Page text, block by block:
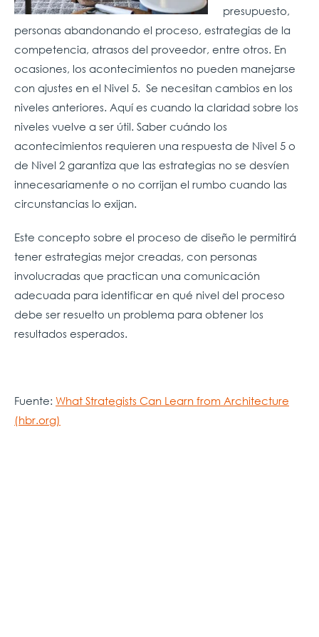
presupuesto,
personas abandonando el proceso, estrategias de la
competencia, atrasos del proveedor, entre otros. En
ocasiones, los acontecimientos no pueden manejarse
con ajustes en el Nivel 5. Se necesitan cambios en los
niveles anteriores. Aquí es cuando la claridad sobre los
niveles vuelve a ser útil. Saber cuándo los
acontecimientos requieren una respuesta de Nivel 5 o
de Nivel 2 garantiza que las estrategias no se desvíen
innecesariamente o no corrijan el rumbo cuando las
circunstancias lo exijan.
Este concepto sobre el proceso de diseño le permitirá
tener estrategias mejor creadas, con personas
involucradas que practican una comunicación
adecuada para identificar en qué nivel del proceso
debe ser resuelto un problema para obtener los
resultados esperados.
Fuente: What Strategists Can Learn from Architecture
(hbr.org)